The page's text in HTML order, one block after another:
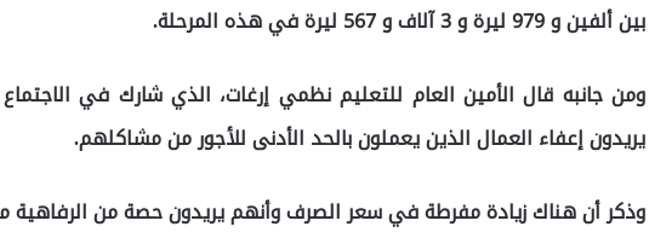
بين ألفين و 979 ليرة و 3 آلاف و 567 ليرة في هذه المرحلة.
يريدون إعفاء العمال الذين يعملون بالحد الأدنى للأجور من مشاكلهم.
وذكر أن هناك زيادة مفرطة في سعر الصرف وأنهم يريدون حصة من الرفاهية